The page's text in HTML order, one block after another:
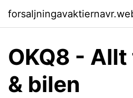
OKQ8 -
& bilen